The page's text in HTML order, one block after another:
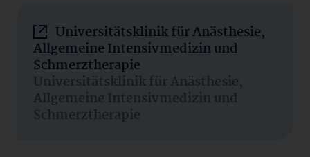
Universitätsklinik für Anästhesie,
Allgemeine Intensivmedizin und
Schmerztherapie
Universitätsklinik für Anästhesie,
Allgemeine Intensivmedizin und
Schmerztherapie